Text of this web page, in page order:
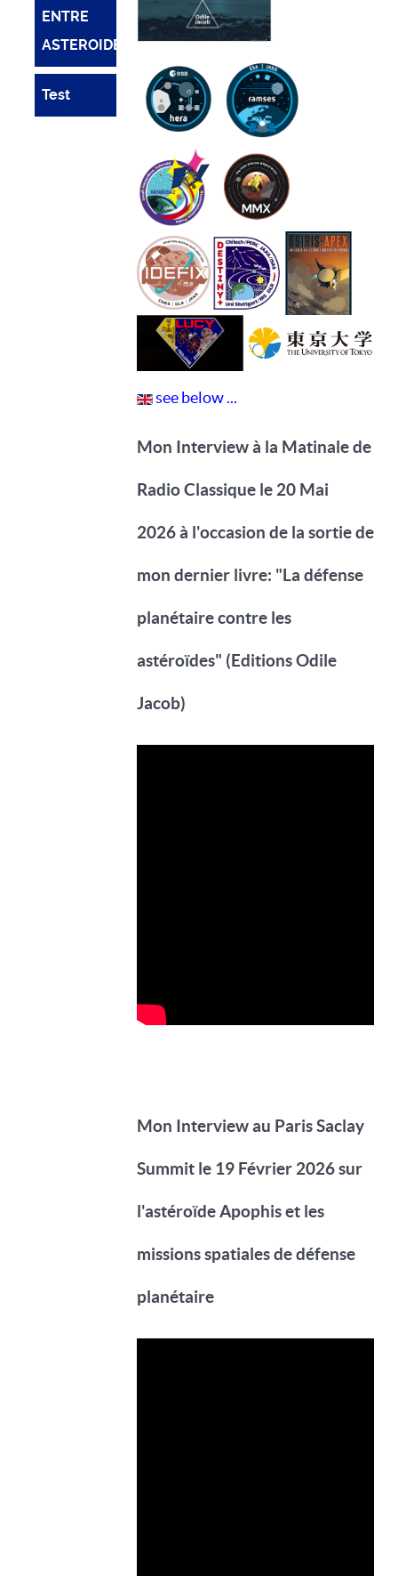
ENTRE
ASTEROIDES
Test
see below ...
Mon Interview à la Matinale de
Radio Classique le 20 Mai
2026à l'occasion de la sortie de
mon dernier livre: "La défense
planétaire contre les
astéroïdes" (Editions Odile
Jacob)
Mon Interview au Paris Saclay
Summit le 19 Février 2026 sur
l'astéroïde Apophis et les
missions spatiales de défense
planétaire